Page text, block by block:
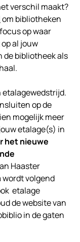
verschil maakt?
om bibliotheken
op waar
al jouw
bibliotheek als
etalagewedstrijd.
op de
mogelijk meer
etalage(s) in
het nieuwe
Haaster
wordt volgend
etalage
de website van
in de gaten